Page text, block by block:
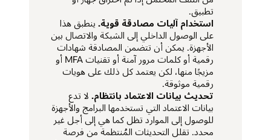
تطبيق.
استخدام آليات مصادقة قوية.ينطبق هذا
على الوصول الداخلي إلى الشبكة والاتصال بين
الأجهزة. يمكن أن تتضمن المصادقة شهادات
رقمية أو كلمات مرور آمنة أو تقنيات MFA أو
مزيجًا منها، لكن يعتمد كل ذلك على هويات
رقمية موثوقة.
تحديث بيانات الاعتماد بانتظام.لا تدع
بيانات الاعتماد التي تستخدمها البرامج والأجهزة
للوصول إلى الموارد تظل كما هي إلى أجل غير
محدد. تقلل التحديثات المُنتظمة من فرصة